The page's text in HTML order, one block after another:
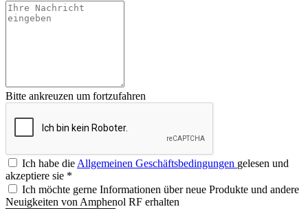
Bitte ankreuzen um fortzufahren
Ich habe dieAllgemeinen Geschäftsbedingungen gelesen und
akzeptiere sie *
Ich möchte gerne Informationen über neue Produkte und andere
Neuigkeiten von Amphenol RF erhalten